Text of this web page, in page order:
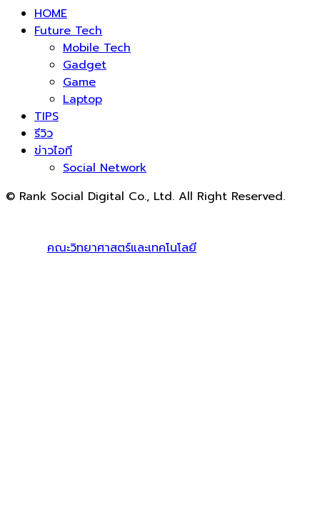
HOME
Future Tech
Mobile Tech
Gadget
Game
Laptop
TIPS
รีวิว
ข่าวไอที
Social Network
© Rank Social Digital Co., Ltd. All Right Reserved.
คณะวิทยาศาสตร์และเทคโนโลยี